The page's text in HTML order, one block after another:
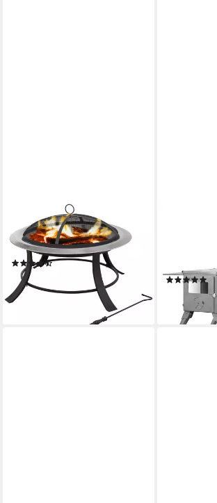
TEPRO
Feuerstelle Silver City, BxLxH:
74x74x10 cm
(12)
105,26 € 169,00 €
-38%
lieferbar - in 4-5 Werktagen bei dir
Zeltofen,
179,95 €
lieferbar - in